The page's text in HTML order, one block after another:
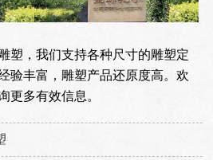
塑，我们支持各种尺寸的雕塑定
验丰富，雕塑产品还原度高。欢
更多有效信息。